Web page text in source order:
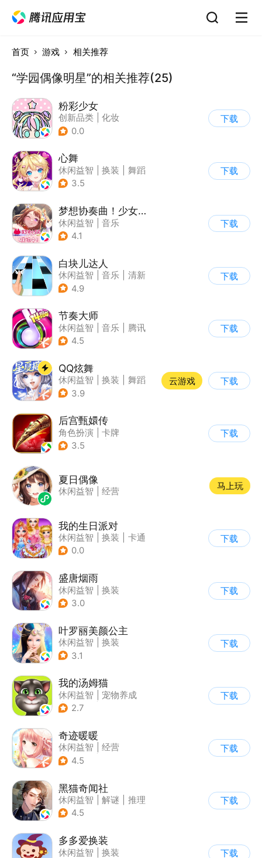
首页 游戏 相关推荐
“学园偶像明星”的相关推荐(25)
粉彩少女
创新品类
化妆
| 女性向
0.0
下载
心舞
休闲益智 换装
舞蹈
| 结婚
3.5
下载
梦想协奏曲！少女乐团派对！
休闲益智
音乐
| 美少女
4.1
下载
白块儿达人
休闲益智 音乐
清新
| 多比特
4.9
下载
节奏大师
休闲益智 音乐
腾讯
4.5
下载
QQ炫舞
休闲益智 换装
舞蹈
| 美少女
3.9
云游戏 下载
后宫甄嬛传
角色扮演
卡牌
| 架空历史
3.5
下载
夏日偶像
休闲益智 经营
马上玩
我的生日派对
休闲益智 换装
卡通
0.0
下载
盛唐烟雨
休闲益智
换装
| 架空历史
3.0
下载
叶罗丽美颜公主
休闲益智
换装
| 动漫改编
3.1
下载
我的汤姆猫
休闲益智
宠物养成
| 汤姆猫
2.7
下载
奇迹暖暖
休闲益智
经营
| 美少女
4.5
下载
黑猫奇闻社
休闲益智 解谜
推理
| 剧情
4.5
下载
多多爱换装
休闲益智
换装
下载